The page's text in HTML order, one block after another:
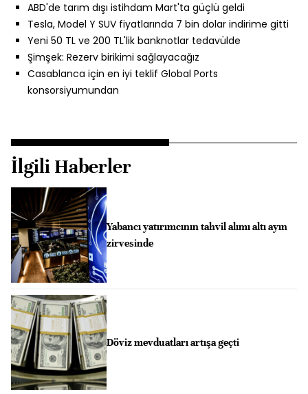
ABD'de tarım dışı istihdam Mart'ta güçlü geldi
Tesla, Model Y SUV fiyatlarında 7 bin dolar indirime gitti
Yeni 50 TL ve 200 TL'lik banknotlar tedavülde
Şimşek: Rezerv birikimi sağlayacağız
Casablanca için en iyi teklif Global Ports
konsorsiyumundan
İlgili Haberler
Yabancı yatırımcının tahvil alımı altı ayın
zirvesinde
Döviz mevduatları artışa geçti